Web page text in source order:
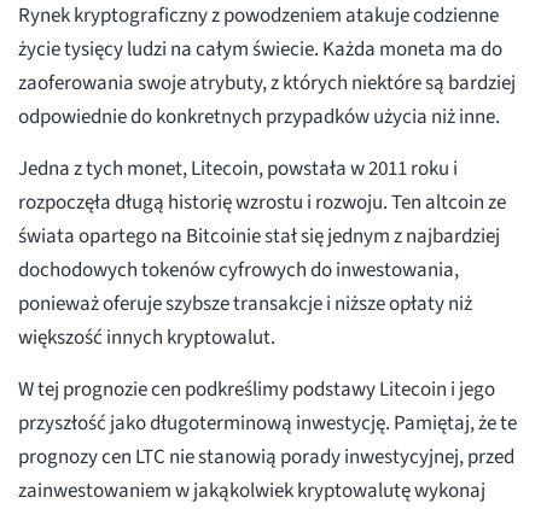
Rynek kryptograficzny z powodzeniem atakuje codzienne
życie tysięcy ludzi na całym świecie. Każda moneta ma do
zaoferowania swoje atrybuty, z których niektóre są bardziej
odpowiednie do konkretnych przypadków użycia niż inne.
Jedna z tych monet, Litecoin, powstała w 2011 roku i
rozpoczęła długą historię wzrostu i rozwoju. Ten altcoin ze
świata opartego na Bitcoinie stał się jednym z najbardziej
dochodowych tokenów cyfrowych do inwestowania,
ponieważ oferuje szybsze transakcje i niższe opłaty niż
większość innych kryptowalut.
W tej prognozie cen podkreślimy podstawy Litecoin i jego
przyszłość jako długoterminową inwestycję. Pamiętaj, że te
prognozy cen LTC nie stanowią porady inwestycyjnej, przed
zainwestowaniem w jakąkolwiek kryptowalutę wykonaj